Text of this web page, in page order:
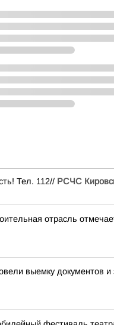
Тел. 112// РСЧС
отрасль
выемку